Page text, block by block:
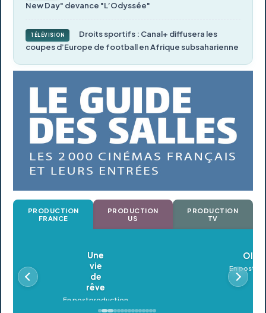
New Day" devance "L’Odyssée"
TÉLÉVISION
Droits sportifs : Canal+ diffusera les
coupes d’Europe de football en Afrique subsaharienne
PRODUCTION
FRANCE
PRODUCTION
US
PRODUCTION
TV
Oldeupe
En postproduction